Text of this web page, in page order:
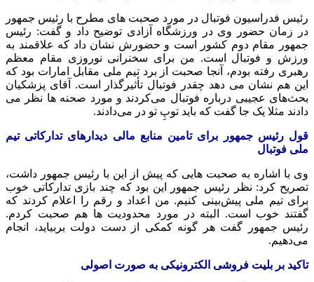
رئیس فدراسیون فوتبال در مورد صحبت های مطرح با رئیس جمهور
در زمان حضور وی در ورزشگاه آزادی توضیح داد و گفت: رئیس
جمهور مقام دوم کشور است و حضورش نشان داد که علاقمند به
ورزش و فوتبال است. من برای سخنرانی نوروزی مقام معظم
رهبری رفته بودم، آنجا صحبت از برد تیم ملی مقابل امارات بود که
این هم نشان می دهد چقدر فوتبال تأثیرگذار است. آقای پزشکیان
بحث‌های عجیبی درباره فوتبال می‌کردند و مورد صحنه ها نظر می
دادند مثلا یک جا گفت که باید توپِ تو در می‌دادند.
قول رئیس جمهور برای تامین منابع مالی دیدارهای تدارکاتی تیم
ملی فوتبال
وی با اشاره به صحبت هایی که پیش از این با رئیس جمهور داشت،
تصریح کرد: نظر رئیس جمهور این بود که چند بازی تدارکاتی خوب
برای تیم ملی پیش‌بینی کنیم. من اعداد و رقم را اعلام کردند که
گفتند خوب است. البته در مورد محدودیت‌ ها هم صحبت کردم.
رئیس جمهور گفت هر گونه کمکی از دست دولت بربیاید، انجام
می‌دهیم.
تاکید بر بلیت فروشی الکترونیکی به صورت اصولی